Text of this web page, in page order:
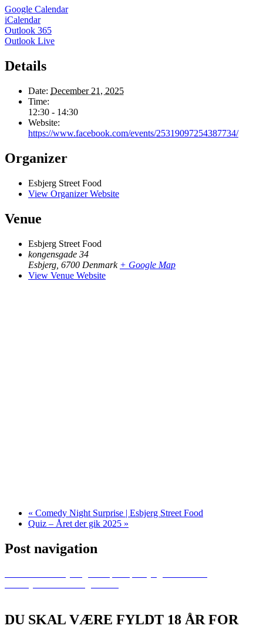
Google Calendar
iCalendar
Outlook 365
Outlook Live
Details
Date: December 21, 2025
Time:
12:30 - 14:30
Website:
https://www.facebook.com/events/25319097254387734/
Organizer
Esbjerg Street Food
View Organizer Website
Venue
Esbjerg Street Food
kongensgade 34
Esbjerg 6700 Denmark + Google Map
View Venue Website
« Comedy Night Surprise | Esbjerg Street Food
Quiz – Året der gik 2025 »
Post navigation
DU SKAL VÆRE FYLDT 18 ÅR FOR